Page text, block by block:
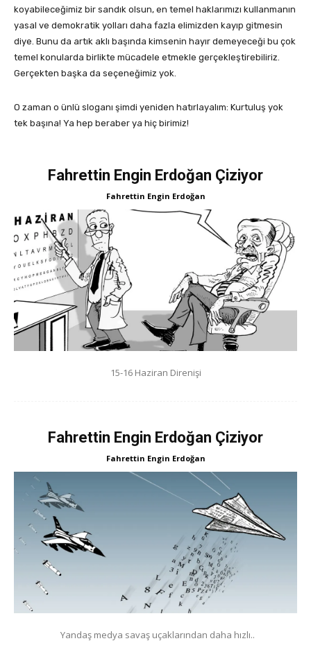
koyabileceğimiz bir sandık olsun, en temel haklarımızı kullanmanın
yasal ve demokratik yolları daha fazla elimizden kayıp gitmesin
diye. Bunu da artık aklı başında kimsenin hayır demeyeceği bu çok
temel konularda birlikte mücadele etmekle gerçekleştirebiliriz.
Gerçekten başka da seçeneğimiz yok.
O zaman o ünlü sloganı şimdi yeniden hatırlayalım: Kurtuluş yok
tek başına! Ya hep beraber ya hiç birimiz!
Fahrettin Engin Erdoğan Çiziyor
Fahrettin Engin Erdoğan
15-16 Haziran Direnişi
Fahrettin Engin Erdoğan Çiziyor
Fahrettin Engin Erdoğan
Yandaş medya savaş uçaklarından daha hızlı..